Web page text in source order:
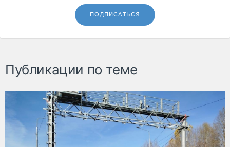
ПОДПИСАТЬСЯ
Публикации по теме